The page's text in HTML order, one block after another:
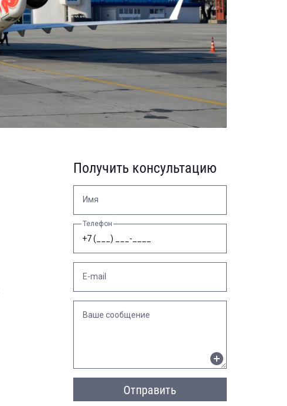
Получить консультацию
Имя
Телефон
E-mail
Ваше сообщение
Отправить